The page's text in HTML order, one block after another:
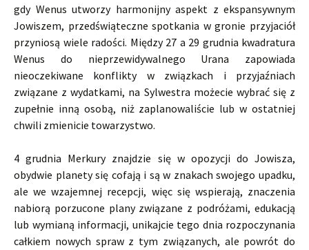
gdy Wenus utworzy harmonijny aspekt z ekspansywnym
Jowiszem, przedświąteczne spotkania w gronie przyjaciół
przyniosą wiele radości. Między 27 a 29 grudnia kwadratura
Wenus do nieprzewidywalnego Urana zapowiada
nieoczekiwane konflikty w związkach i przyjaźniach
związane z wydatkami, na Sylwestra możecie wybrać się z
zupełnie inną osobą, niż zaplanowaliście lub w ostatniej
chwili zmienicie towarzystwo.
4 grudnia Merkury znajdzie się w opozycji do Jowisza,
obydwie planety się cofają i są w znakach swojego upadku,
ale we wzajemnej recepcji, więc się wspierają, znaczenia
nabiorą porzucone plany związane z podróżami, edukacją
lub wymianą informacji, unikajcie tego dnia rozpoczynania
całkiem nowych spraw z tym związanych, ale powrót do